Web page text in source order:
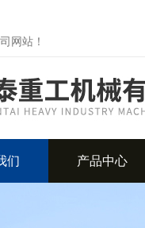
网站！
们 产品中心